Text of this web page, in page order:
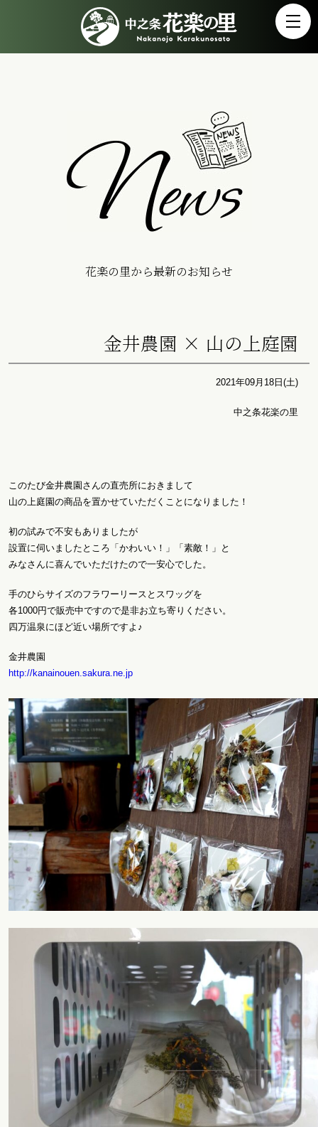
花楽の里から最新のお知らせ
金井農園 × 山の上庭園
2021年09月18日(土)
中之条花楽の里
このたび金井農園さんの直売所におきまして
山の上庭園の商品を置かせていただくことになりました！
初の試みで不安もありましたが
設置に伺いましたところ「かわいい！」「素敵！」と
みなさんに喜んでいただけたので一安心でした。
手のひらサイズのフラワーリースとスワッグを
各1000円で販売中ですので是非お立ち寄りください。
四万温泉にほど近い場所ですよ♪
金井農園
http://kanainouen.sakura.ne.jp